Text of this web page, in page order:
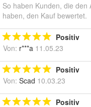
So haben Kunden, die
haben, den Kauf bewertet.
Positiv
Von: r***a 11.05.23
Positiv
Von: Scad 10.03.23
Positiv